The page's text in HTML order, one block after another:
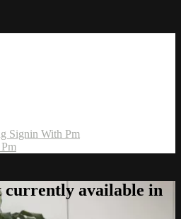
Signin With Pm
currently available in